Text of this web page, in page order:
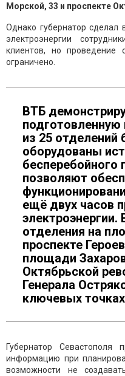
Морской, 33 и проспекте
Однако губернатор сделал
электроэнергии
клиентов, но
ограничено.
ВТБ
подготовленную
из 25 отделений
оборудованы
бесперебойного
позволяют
ещё двух часов
отделения на
проспекте
площади
Октябрьской
Генерала
ключевых
Губернатор Севастополя
информацию при
возможности не